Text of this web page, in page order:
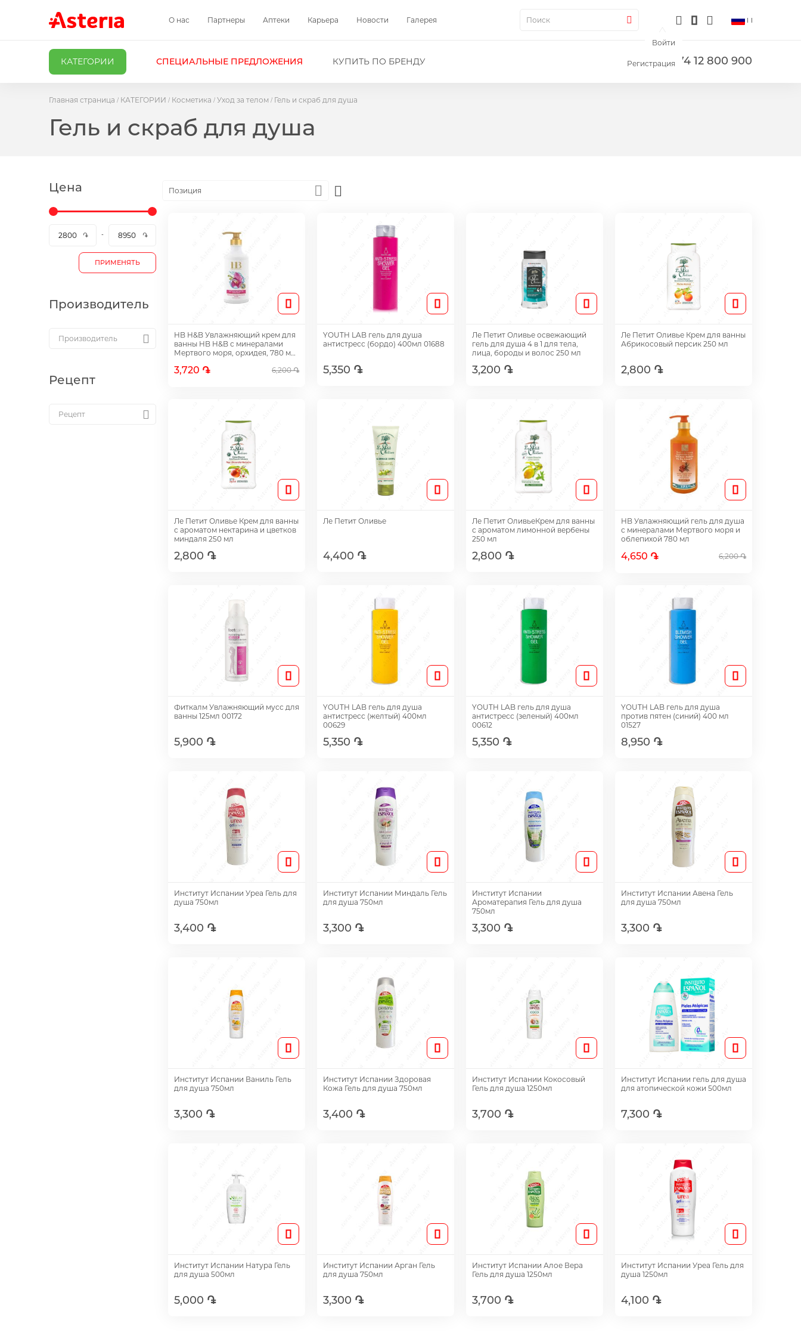
О нас Партнеры Аптеки Карьера Новости Галерея
+374 12 800 900
Войти
Регистрация
КАТЕГОРИИ СПЕЦИАЛЬНЫЕ ПРЕДЛОЖЕНИЯ КУПИТЬ ПО БРЕНДУ
Поиск
Главная страница КАТЕГОРИИ Косметика Уход за телом Гель и скраб для душа
Гель и скраб для душа
Цена
ПРИМЕНЯТЬ
Производитель
Рецепт
Позиция
Descending
Direction
HB H&B Увлажняющий крем для
ванны HB H&B с минералами
Мертвого моря, орхидея, 780 мл,
3,720 ֏ 6,200 ֏
YOUTH LAB гель для душа
антистресс (бордо) 400мл 01688
5,350 ֏
Ле Петит Оливье освежающий
гель для душа 4 в 1 для тела,
лица, бороды и волос 250 мл
3,200 ֏
Ле Петит Оливье Крем для ванны
Абрикосовый персик 250 мл
2,800 ֏
Ле Петит Оливье Крем для ванны
с ароматом нектарина и цветков
миндаля 250 мл
2,800 ֏
Ле Петит Оливье
4,400 ֏
Ле Петит ОливьеКрем для ванны
с ароматом лимонной вербены
250 мл
2,800 ֏
HB Увлажняющий гель для душа
с минералами Мертвого моря и
облепихой 780 мл
4,650 ֏ 6,200 ֏
Фиткалм Увлажняющий мусс для
ванны 125мл 00172
5,900 ֏
YOUTH LAB гель для душа
антистресс (желтый) 400мл
00629
5,350 ֏
YOUTH LAB гель для душа
антистресс (зеленый) 400мл
00612
5,350 ֏
YOUTH LAB гель для душа
против пятен (синий) 400 мл
01527
8,950 ֏
Институт Испании Уреа Гель для
душа 750мл
3,400 ֏
Институт Испании Миндаль Гель
для душа 750мл
3,300 ֏
Институт Испании
Ароматерапия Гель для душа
750мл
3,300 ֏
Институт Испании Авена Гель
для душа 750мл
3,300 ֏
Институт Испании Ваниль Гель
для душа 750мл
3,300 ֏
Институт Испании Здоровая
Кожа Гель для душа 750мл
3,400 ֏
Институт Испании Кокосовый
Гель для душа 1250мл
3,700 ֏
Институт Испании гель для душа
для атопической кожи 500мл
7,300 ֏
Институт Испании Натура Гель
для душа 500мл
5,000 ֏
Институт Испании Арган Гель
для душа 750мл
3,300 ֏
Институт Испании Алое Вера
Гель для душа 1250мл
3,700 ֏
Институт Испании Уреа Гель для
душа 1250мл
4,100 ֏